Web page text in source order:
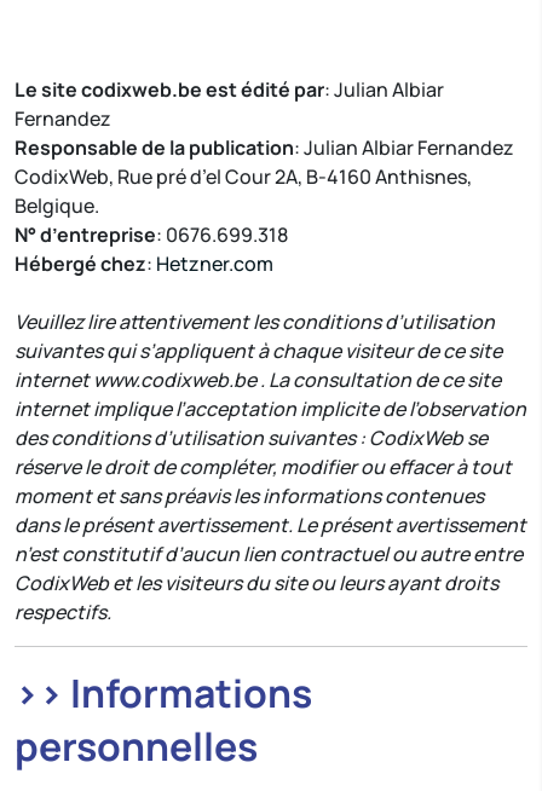
Le site codixweb.be est édité par: Julian Albiar
Fernandez
Responsable de la publication: Julian Albiar Fernandez
CodixWeb, Rue pré d’el Cour 2A, B-4160 Anthisnes,
Belgique.
N° d’entreprise: 0676.699.318
Hébergé chez: Hetzner.com
Veuillez lire attentivement les conditions d’utilisation
suivantes qui s’appliquent à chaque visiteur de ce site
internet www.codixweb.be . La consultation de ce site
internet implique l’acceptation implicite de l’observation
des conditions d’utilisation suivantes : CodixWeb se
réserve le droit de compléter, modifier ou effacer à tout
moment et sans préavis les informations contenues
dans le présent avertissement. Le présent avertissement
n’est constitutif d’aucun lien contractuel ou autre entre
CodixWeb et les visiteurs du site ou leurs ayant droits
respectifs.
>> Informations
personnelles